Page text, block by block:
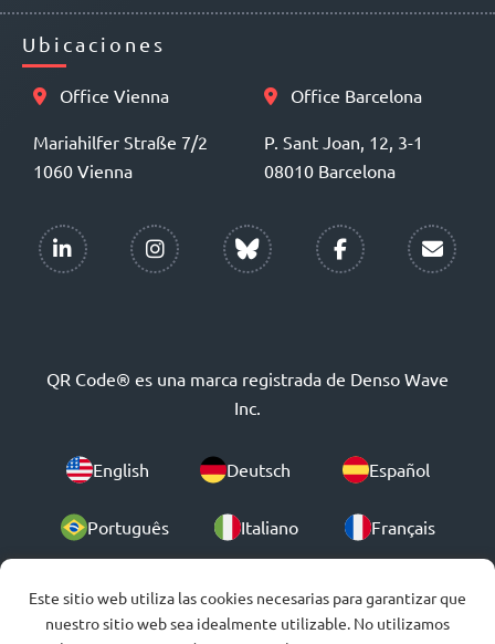
Ubicaciones
Office Vienna
Mariahilfer Straße 7/2
1060 Vienna
Office Barcelona
P. Sant Joan, 12, 3-1
08010 Barcelona
QR Code® es una marca registrada de Denso Wave
Inc.
English Deutsch Español
Português Italiano Français
Este sitio web utiliza las cookies necesarias para garantizar que
nuestro sitio web sea idealmente utilizable. No utilizamos